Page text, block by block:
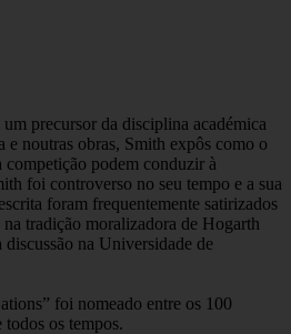
precursor da disciplina académica
e noutras obras, Smith expôs como o
competição podem conduzir à
foi controverso no seu tempo e a sua
foram frequentemente satirizados
tradição moralizadora de Hogarth
na Universidade de
foi nomeado entre os 100
todos os tempos.